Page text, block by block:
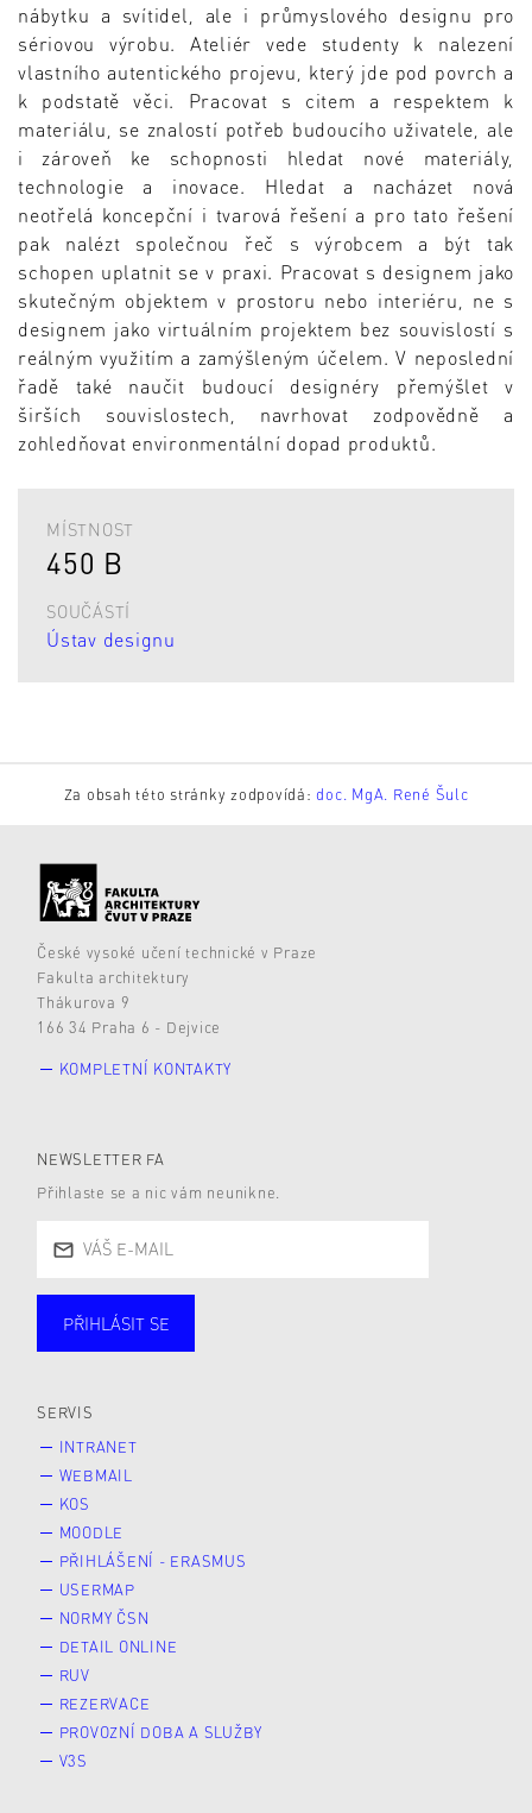
nábytku a svítidel, ale i průmyslového designu pro
sériovou výrobu. Ateliér vede studenty k nalezení
vlastního autentického projevu, který jde pod povrch a
k podstatě věci. Pracovat s citem a respektem k
materiálu, se znalostí potřeb budoucího uživatele, ale
i zároveň ke schopnosti hledat nové materiály,
technologie a inovace. Hledat a nacházet nová
neotřelá koncepční i tvarová řešení a pro tato řešení
pak nalézt společnou řeč s výrobcem a být tak
schopen uplatnit se v praxi. Pracovat s designem jako
skutečným objektem v prostoru nebo interiéru, ne s
designem jako virtuálním projektem bez souvislostí s
reálným využitím a zamýšleným účelem. V neposlední
řadě také naučit budoucí designéry přemýšlet v
širších souvislostech, navrhovat zodpovědně a
zohledňovat environmentální dopad produktů.
MÍSTNOST
450 B
SOUČÁSTÍ
Ústav designu
Za obsah této stránky zodpovídá:doc. MgA. René Šulc
České vysoké učení technické v Praze
Fakulta architektury
Thákurova 9
166 34 Praha 6 - Dejvice
KOMPLETNÍ KONTAKTY
NEWSLETTER FA
Přihlaste se a nic vám neunikne.
PŘIHLÁSIT SE
SERVIS
INTRANET
WEBMAIL
KOS
MOODLE
PŘIHLÁŠENÍ - ERASMUS
USERMAP
NORMY ČSN
DETAIL ONLINE
RUV
REZERVACE
PROVOZNÍ DOBA A SLUŽBY
V3S